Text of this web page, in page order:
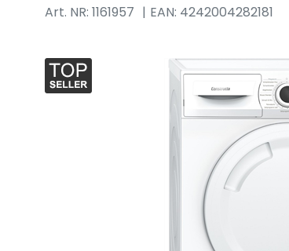
Art. NR: 1161957
EAN: 4242004282181